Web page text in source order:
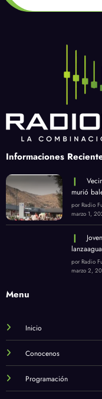
Informaciones
murió
por Radio
marzo 1,
por Radio
marzo 2,
Menu
Inicio
Conocenos
Programación